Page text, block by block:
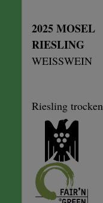
2025 MOSEL
RIESLING
WEISSWEIN
Riesling trocken